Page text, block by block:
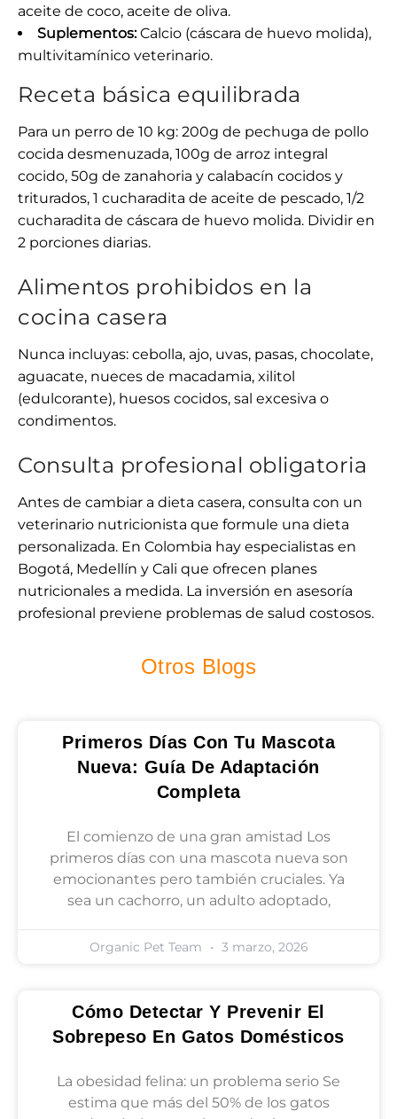
aceite de coco, aceite de oliva.
Suplementos:Calcio (cáscara de huevo molida),
multivitamínico veterinario.
Receta básica equilibrada
Para un perro de 10 kg: 200g de pechuga de pollo
cocida desmenuzada, 100g de arroz integral
cocido, 50g de zanahoria y calabacín cocidos y
triturados, 1 cucharadita de aceite de pescado, 1/2
cucharadita de cáscara de huevo molida. Dividir en
2 porciones diarias.
Alimentos prohibidos en la
cocina casera
Nunca incluyas: cebolla, ajo, uvas, pasas, chocolate,
aguacate, nueces de macadamia, xilitol
(edulcorante), huesos cocidos, sal excesiva o
condimentos.
Consulta profesional obligatoria
Antes de cambiar a dieta casera, consulta con un
veterinario nutricionista que formule una dieta
personalizada. En Colombia hay especialistas en
Bogotá, Medellín y Cali que ofrecen planes
nutricionales a medida. La inversión en asesoría
profesional previene problemas de salud costosos.
Otros Blogs
Primeros Días Con Tu Mascota
Nueva: Guía De Adaptación
Completa
El comienzo de una gran amistad Los
primeros días con una mascota nueva son
emocionantes pero también cruciales. Ya
sea un cachorro, un adulto adoptado,
Organic Pet Team 3 marzo, 2026
Cómo Detectar Y Prevenir El
Sobrepeso En Gatos Domésticos
La obesidad felina: un problema serio Se
estima que más del 50% de los gatos